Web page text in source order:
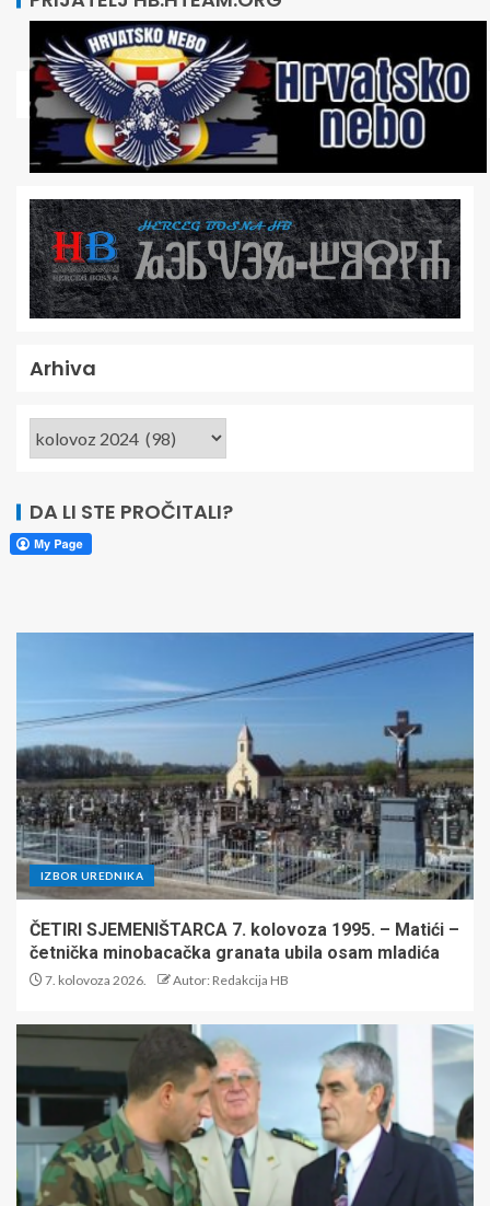
Arhiva
DA LI STE PROČITALI?
IZBOR UREDNIKA
ČETIRI SJEMENIŠTARCA 7. kolovoza 1995. – Matići –
četnička minobacačka granata ubila osam mladića
7. kolovoza 2026. Autor: Redakcija HB